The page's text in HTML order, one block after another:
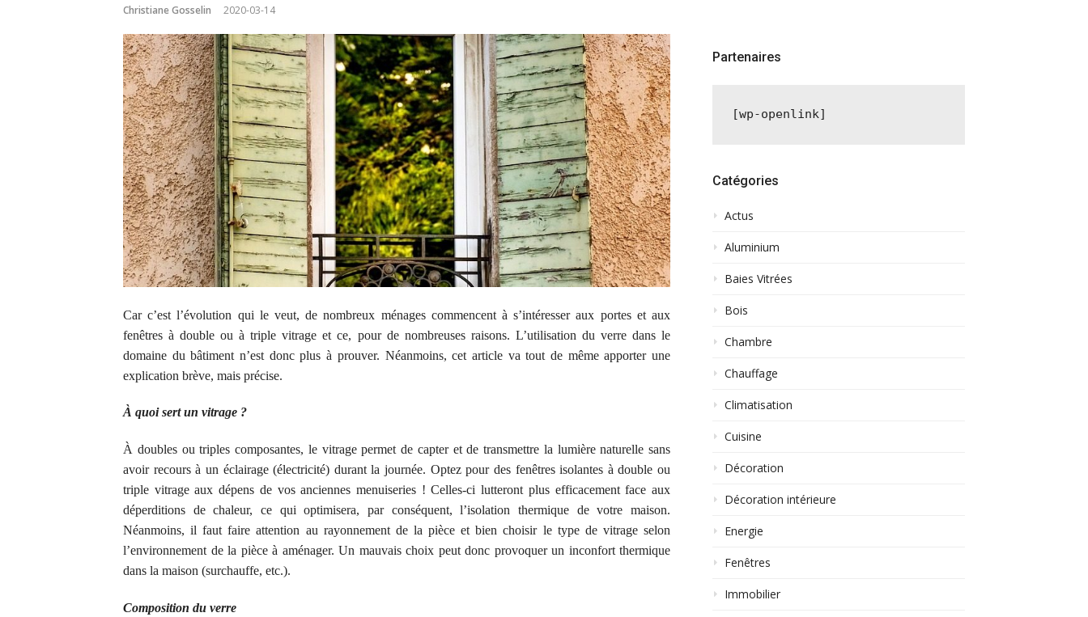
Christiane Gosselin 2020-03-14
Car c’est l’évolution qui le veut,denombreux ménages commencent à s’intéresser aux portes et aux
fenêtresà double ouà triple vitrageet ce, pour de nombreuses raisons. L’utilisation du verre dans le
domaine du bâtiment n’est donc plus à prouver. Néanmoins, cet article va tout de même apporter une
explication brève, mais précise.
À quoi sert un vitrage ?
À doublesou triples composantes, le vitragepermet de capter et de transmettre la lumière naturelle sans
avoir recours à un éclairage(électricité) durant la journée. Optezpour des fenêtres isolantes à double ou
triple vitrage aux dépens de vos anciennes menuiseries ! Celles-ci lutteront plus efficacement face aux
déperditions de chaleur, ce qui optimisera, par conséquent, l’isolation thermique de votre maison.
Néanmoins, il faut faire attention au rayonnement de la pièce et bien choisir le type de vitrage selon
l’environnement de la pièce à aménager. Un mauvais choix peut donc provoquer un inconfort thermique
dans la maison (surchauffe, etc.).
Composition du verre
Partenaires
[wp-openlink]
Catégories
Actus
Aluminium
Baies Vitrées
Bois
Chambre
Chauffage
Climatisation
Cuisine
Décoration
Décoration intérieure
Energie
Fenêtres
Immobilier